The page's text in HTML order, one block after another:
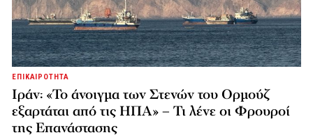
ΕΠΙΚΑΙΡΟΤΗΤΑ
Ιράν: «Το άνοιγμα των Στενών του Ορμούζ
εξαρτάται από τις ΗΠΑ» – Τι λένε οι Φρουροί
της Επανάστασης